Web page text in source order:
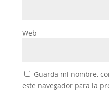
Web
Guarda mi nombre,
este navegador para la